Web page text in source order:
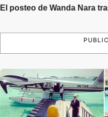
El posteo de Wanda Nara